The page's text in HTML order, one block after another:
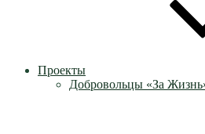
Проекты
Добровольцы «За